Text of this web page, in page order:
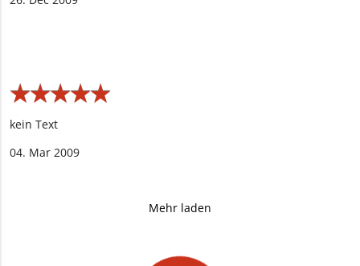
★★★★★
★★★★★
kein Text
04. Mar 2009
Mehr laden